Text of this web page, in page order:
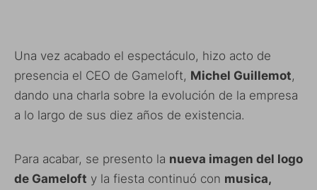
Una vez acabado el espectáculo, hizo acto de
presencia el CEO de Gameloft, Michel Guillemot,
dando una charla sobre la evolución de la empresa
a lo largo de sus diez años de existencia.
Para acabar, se presento la nueva imagen del logo
de Gameloft y la fiesta continuó con musica,